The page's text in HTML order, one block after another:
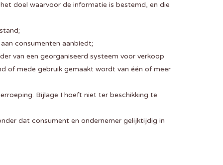
doel waarvoor de informatie is bestemd, en die
consumenten aanbiedt;
van een georganiseerd systeem voor verkoop
of mede gebruik gemaakt wordt van één of meer
Bijlage I hoeft niet ter beschikking te
dat consument en ondernemer gelijktijdig in